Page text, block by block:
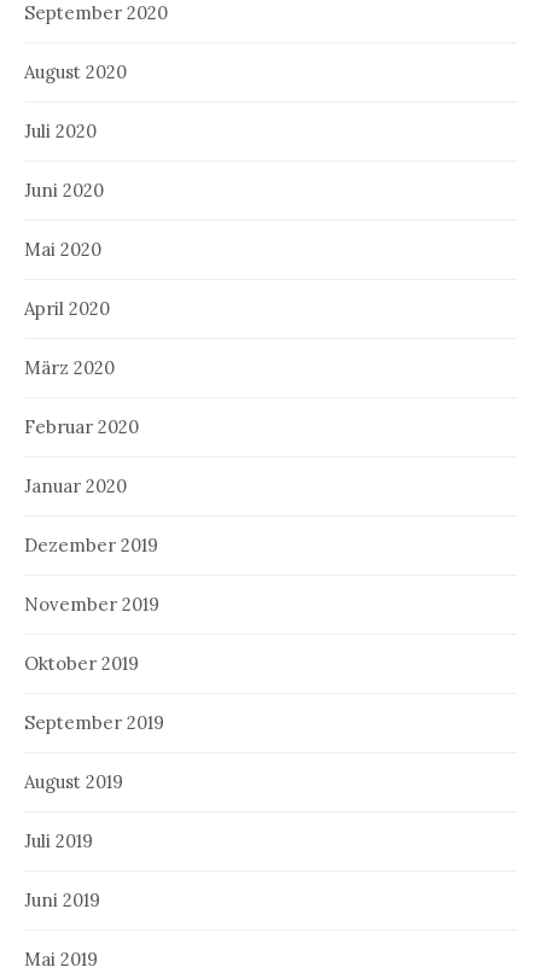
September 2020
August 2020
Juli 2020
Juni 2020
Mai 2020
April 2020
März 2020
Februar 2020
Januar 2020
Dezember 2019
November 2019
Oktober 2019
September 2019
August 2019
Juli 2019
Juni 2019
Mai 2019